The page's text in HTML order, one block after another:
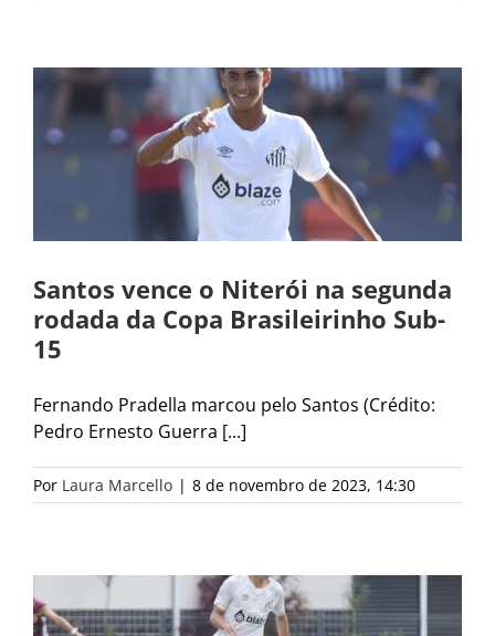
Santos vence o Niterói na segunda
rodada da Copa Brasileirinho Sub-
15
Fernando Pradella marcou pelo Santos (Crédito:
Pedro Ernesto Guerra [...]
Por Laura Marcello | 8 de novembro de 2023, 14:30